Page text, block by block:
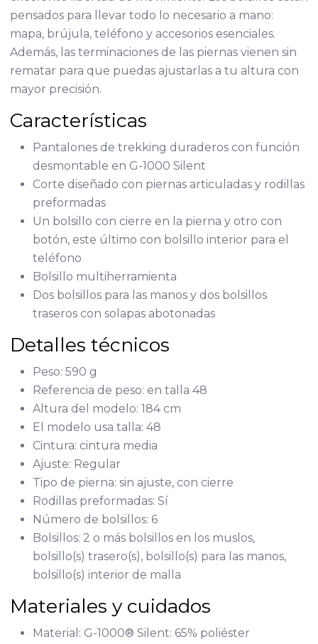
pensados para llevar todo lo necesario a mano:
mapa, brújula, teléfono y accesorios esenciales.
Además, las terminaciones de las piernas vienen sin
rematar para que puedas ajustarlas a tu altura con
mayor precisión.
Características
Pantalones de trekking duraderos con función
desmontable en G-1000 Silent
Corte diseñado con piernas articuladas y rodillas
preformadas
Un bolsillo con cierre en la pierna y otro con
botón, este último con bolsillo interior para el
teléfono
Bolsillo multiherramienta
Dos bolsillos para las manos y dos bolsillos
traseros con solapas abotonadas
Detalles técnicos
Peso: 590 g
Referencia de peso: en talla 48
Altura del modelo: 184 cm
El modelo usa talla: 48
Cintura: cintura media
Ajuste: Regular
Tipo de pierna: sin ajuste, con cierre
Rodillas preformadas: Sí
Número de bolsillos: 6
Bolsillos: 2 o más bolsillos en los muslos,
bolsillo(s) trasero(s), bolsillo(s) para las manos,
bolsillo(s) interior de malla
Materiales y cuidados
Material: G-1000® Silent: 65% poliéster